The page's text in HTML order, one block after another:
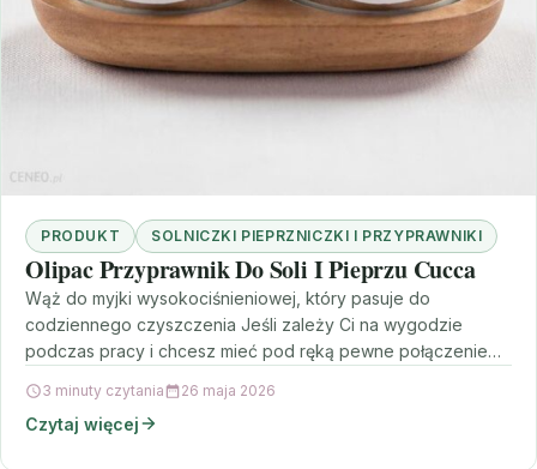
PRODUKT SOLNICZKI PIEPRZNICZKI I PRZYPRAWNIKI
Olipac Przyprawnik Do Soli I Pieprzu Cucca
Wąż do myjki wysokociśnieniowej, który pasuje do
codziennego czyszczenia Jeśli zależy Ci na wygodzie
podczas pracy i chcesz mieć pod ręką pewne połączenie
3 minuty czytania 26 maja 2026
Czytaj więcej